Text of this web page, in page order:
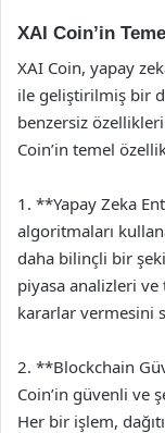
XAI Coin’in
XAI Coin, yapay
ile geliştirilmiş bir
benzersiz
Coin’in temel
1. **Yapay Zeka
algoritmaları
daha bilinçli bir
piyasa analizleri ve
kararlar vermesini
2. **Blockchain
Coin’in güvenli ve
Her bir işlem,